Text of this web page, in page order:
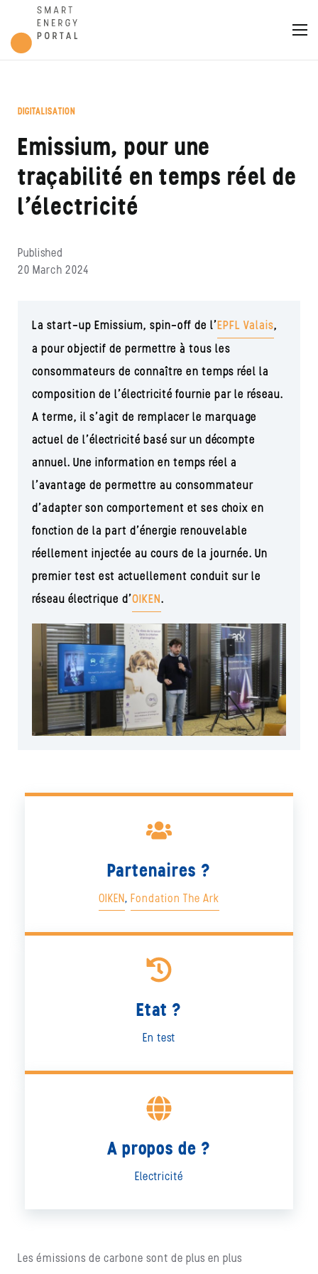
DIGITALISATION
Emissium, pour une
traçabilité en temps réel de
l’électricité
Published
20 March 2024
La start-up Emissium, spin-off de l’ EPFL Valais,
a pour objectif de permettre à tous les
consommateurs de connaître en temps réel la
composition de l’électricité fournie par le réseau.
A terme, il s’agit de remplacer le marquage
actuel de l’électricité basé sur un décompte
annuel. Une information en temps réel a
l’avantage de permettre au consommateur
d’adapter son comportement et ses choix en
fonction de la part d’énergie renouvelable
réellement injectée au cours de la journée. Un
premier test est actuellement conduit sur le
réseau électrique d’OIKEN.
Partenaires ?
OIKEN, Fondation The Ark
Etat ?
En test
A propos de ?
Electricité
Les émissions de carbone sont de plus en plus